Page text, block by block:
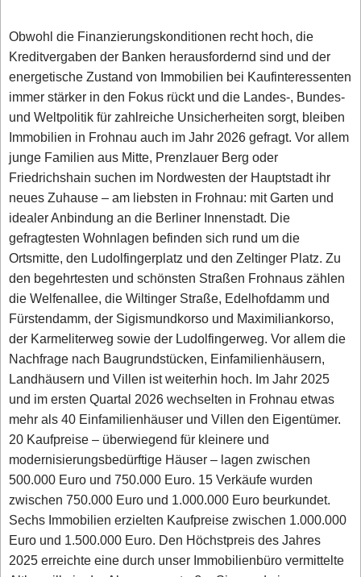
Obwohl die Finanzierungskonditionen recht hoch, die
Kreditvergaben der Banken herausfordernd sind und der
energetische Zustand von Immobilien bei Kaufinteressenten
immer stärker in den Fokus rückt und die Landes-, Bundes-
und Weltpolitik für zahlreiche Unsicherheiten sorgt, bleiben
Immobilien in Frohnau auch im Jahr 2026 gefragt. Vor allem
junge Familien aus Mitte, Prenzlauer Berg oder
Friedrichshain suchen im Nordwesten der Hauptstadt ihr
neues Zuhause – am liebsten in Frohnau: mit Garten und
idealer Anbindung an die Berliner Innenstadt. Die
gefragtesten Wohnlagen befinden sich rund um die
Ortsmitte, den Ludolfingerplatz und den Zeltinger Platz. Zu
den begehrtesten und schönsten Straßen Frohnaus zählen
die Welfenallee, die Wiltinger Straße, Edelhofdamm und
Fürstendamm, der Sigismundkorso und Maximiliankorso,
der Karmeliterweg sowie der Ludolfingerweg. Vor allem die
Nachfrage nach Baugrundstücken, Einfamilienhäusern,
Landhäusern und Villen ist weiterhin hoch. Im Jahr 2025
und im ersten Quartal 2026 wechselten in Frohnau etwas
mehr als 40 Einfamilienhäuser und Villen den Eigentümer.
20 Kaufpreise – überwiegend für kleinere und
modernisierungsbedürftige Häuser – lagen zwischen
500.000 Euro und 750.000 Euro. 15 Verkäufe wurden
zwischen 750.000 Euro und 1.000.000 Euro beurkundet.
Sechs Immobilien erzielten Kaufpreise zwischen 1.000.000
Euro und 1.500.000 Euro. Den Höchstpreis des Jahres
2025 erreichte eine durch unser Immobilienbüro vermittelte